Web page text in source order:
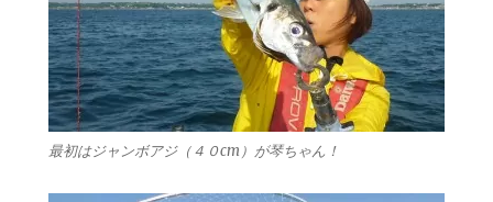
最初はジャンボアジ（４０cm）が琴ちゃん！